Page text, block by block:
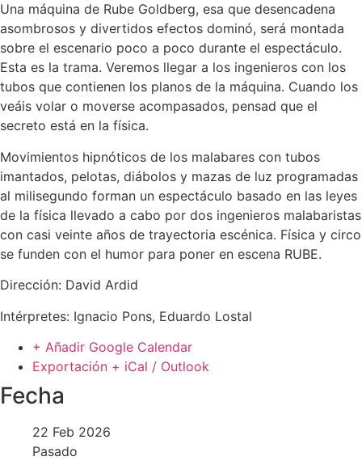
Una máquina de Rube Goldberg, esa que desencadena
asombrosos y divertidos efectos dominó, será montada
sobre el escenario poco a poco durante el espectáculo.
Esta es la trama. Veremos llegar a los ingenieros con los
tubos que contienen los planos de la máquina. Cuando los
veáis volar o moverse acompasados, pensad que el
secreto está en la física.
Movimientos hipnóticos de los malabares con tubos
imantados, pelotas, diábolos y mazas de luz programadas
al milisegundo forman un espectáculo basado en las leyes
de la física llevado a cabo por dos ingenieros malabaristas
con casi veinte años de trayectoria escénica. Física y circo
se funden con el humor para poner en escena RUBE.
Dirección: David Ardid
Intérpretes: Ignacio Pons, Eduardo Lostal
+ Añadir Google Calendar
Exportación + iCal / Outlook
Fecha
22 Feb 2026
Pasado